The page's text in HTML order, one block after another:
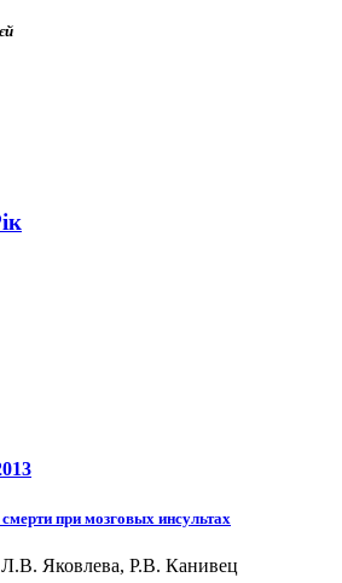
при мозговых инсультах
Яковлева, Р.В. Канивец